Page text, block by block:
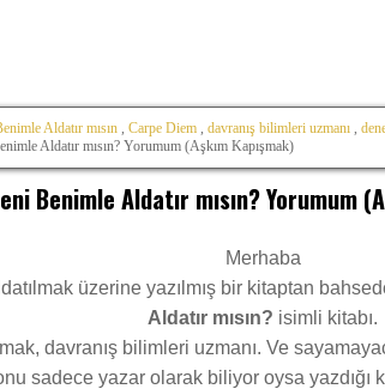
Aldatır mısın , Carpe Diem , davranış bilimleri uzmanı ,
Aldatır mısın? Yorumum (Aşkım Kapışmak)
Benimle Aldatır mısın? Yorumum
Merhaba
üzerine yazılmış bir kitaptan
Aldatır mısın? isimli kitabı.
davranış bilimleri uzmanı. Ve
sadece yazar olarak biliyor oysa yazdığı